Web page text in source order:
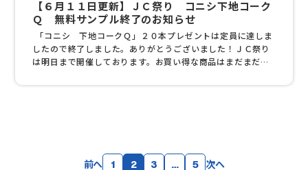
【６月１１日更新】ＪＣ祭り コニシ下地コーク
Ｑ 無料サンプル終了のお知らせ
「コニシ 下地コークＱ」２０本プレゼントは定員に達しま
したので終了しました。ありがとうございました！ＪＣ祭り
は明日まで開催しております。お買い得な商品はまだまだあ
前へ 1 2 3 … 5 次へ